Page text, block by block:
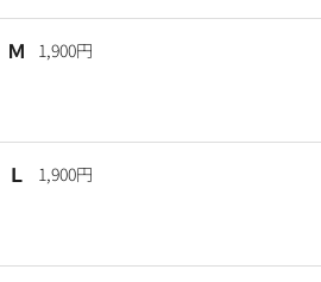
Ｍ 1,900円
Ｌ 1,900円